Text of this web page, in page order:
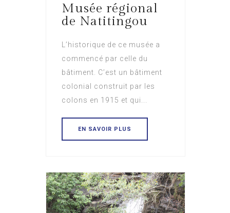
Musée régional
de Natitingou
L’historique de ce musée a
commencé par celle du
bâtiment. C’est un bâtiment
colonial construit par les
colons en 1915 et qui...
EN SAVOIR PLUS